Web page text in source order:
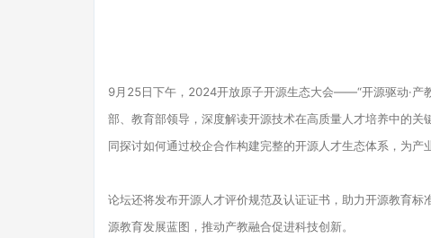
9月25日下午，2024开放原子开源生态大会——“开源驱动·产
部、教育部领导，深度解读开源技术在高质量人才培养中的
同探讨如何通过校企合作构建完整的开源人才生态体系，为产
论坛还将发布开源人才评价规范及认证证书，助力开源教育
源教育发展蓝图，推动产教融合促进科技创新。